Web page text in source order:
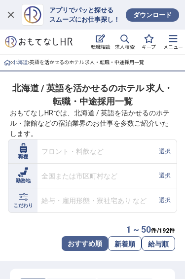
アプリでパッと探せる
スムーズにお仕事探し！
ダウンロード
転職相談 求人検索 キープ メニュー
ログイン
求人・施設を探す
就職・転職 合同説明会
おもてなしHRについて
ご利用の流れ
よくある質問
ホテル・宿泊業界情報コラム
転職サポートに申し込む
北海道 英語を活かせるのホテル 求人・転職・中途採用一覧
北海道 / 英語を活かせるのホテル 求人・
転職・中途採用一覧
おもてなしHRでは、北海道 / 英語を活かせるのホテ
ル・旅館などの宿泊業界のお仕事を多数ご紹介いた
します。
職種
フロント・料飲など 選択
勤務地
全国または市区町村など 選択
こだわり
給与・雇用形態・寮社宅あり など 選択
1 ~ 50件/192件
おすすめ順 新着順 給与順